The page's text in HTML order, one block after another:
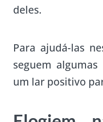
deles.
Para ajudá-las
seguem
um lar positivo